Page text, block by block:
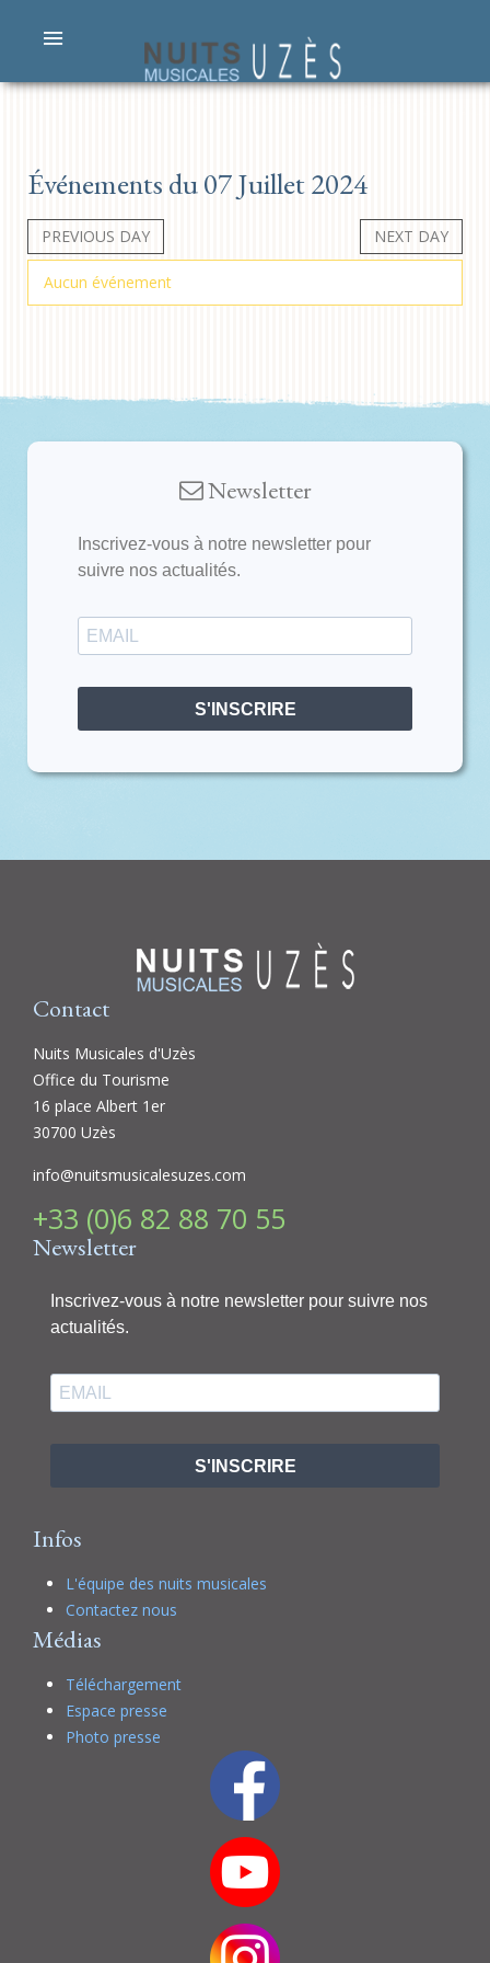
Événements du 07 Juillet 2024
PREVIOUS DAY NEXT DAY
Aucun événement
Newsletter
Inscrivez-vous à notre newsletter pour
suivre nos actualités.
S'INSCRIRE
Contact
Nuits Musicales d'Uzès
Office du Tourisme
16 place Albert 1er
30700 Uzès
info@nuitsmusicalesuzes.com
+33 (0)6 82 88 70 55
Newsletter
Inscrivez-vous à notre newsletter pour suivre nos
actualités.
S'INSCRIRE
Infos
L'équipe des nuits musicales
Contactez nous
Médias
Téléchargement
Espace presse
Photo presse